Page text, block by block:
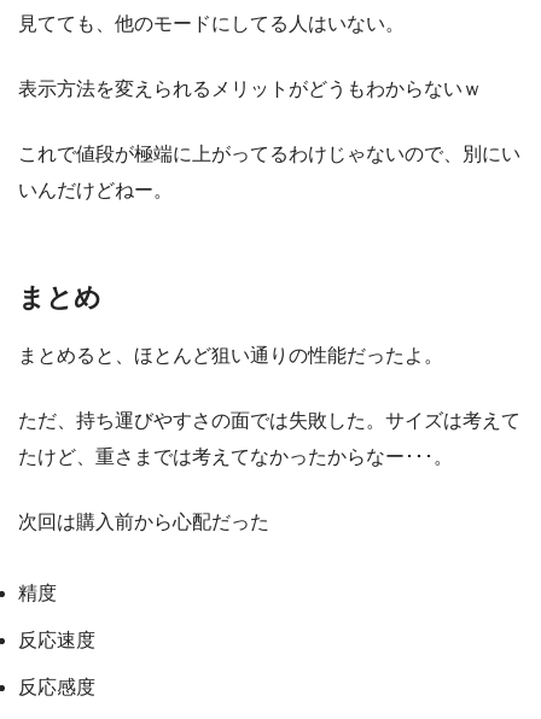
見てても、他のモードにしてる人はいない。
表示方法を変えられるメリットがどうもわからないｗ
これで値段が極端に上がってるわけじゃないので、別にい
いんだけどねー。
まとめ
まとめると、ほとんど狙い通りの性能だったよ。
ただ、持ち運びやすさの面では失敗した。サイズは考えて
たけど、重さまでは考えてなかったからなー･･･。
次回は購入前から心配だった
精度
反応速度
反応感度